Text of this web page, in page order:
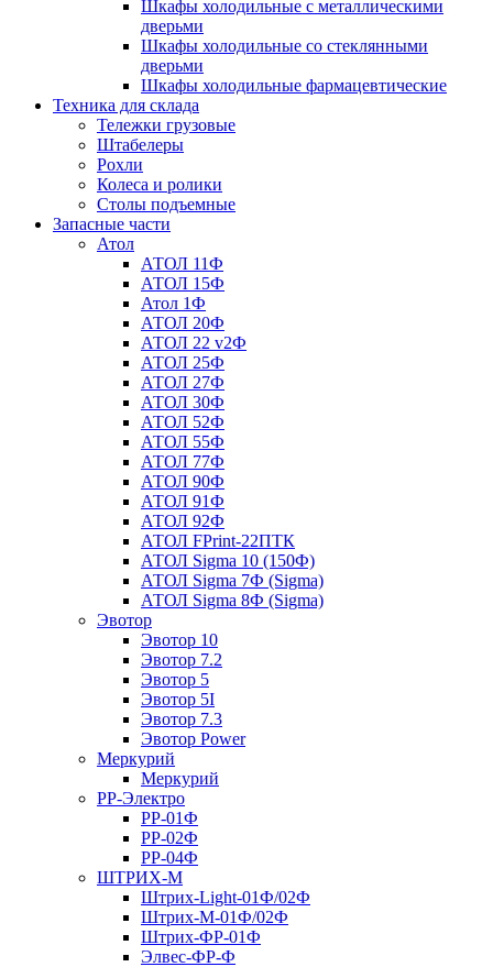
Шкафы холодильные с металлическими
дверьми
Шкафы холодильные со стеклянными
дверьми
Шкафы холодильные фармацевтические
Техника для склада
Тележки грузовые
Штабелеры
Рохли
Колеса и ролики
Столы подъемные
Запасные части
Атол
АТОЛ 11Ф
АТОЛ 15Ф
Атол 1Ф
АТОЛ 20Ф
АТОЛ 22 v2Ф
АТОЛ 25Ф
АТОЛ 27Ф
АТОЛ 30Ф
АТОЛ 52Ф
АТОЛ 55Ф
АТОЛ 77Ф
АТОЛ 90Ф
АТОЛ 91Ф
АТОЛ 92Ф
АТОЛ FPrint-22ПТК
АТОЛ Sigma 10 (150Ф)
АТОЛ Sigma 7Ф (Sigma)
АТОЛ Sigma 8Ф (Sigma)
Эвотор
Эвотор 10
Эвотор 7.2
Эвотор 5
Эвотор 5I
Эвотор 7.3
Эвотор Power
Меркурий
Меркурий
РР-Электро
РР-01Ф
РР-02Ф
РР-04Ф
ШТРИХ-М
Штрих-Light-01Ф/02Ф
Штрих-М-01Ф/02Ф
Штрих-ФР-01Ф
Элвес-ФР-Ф